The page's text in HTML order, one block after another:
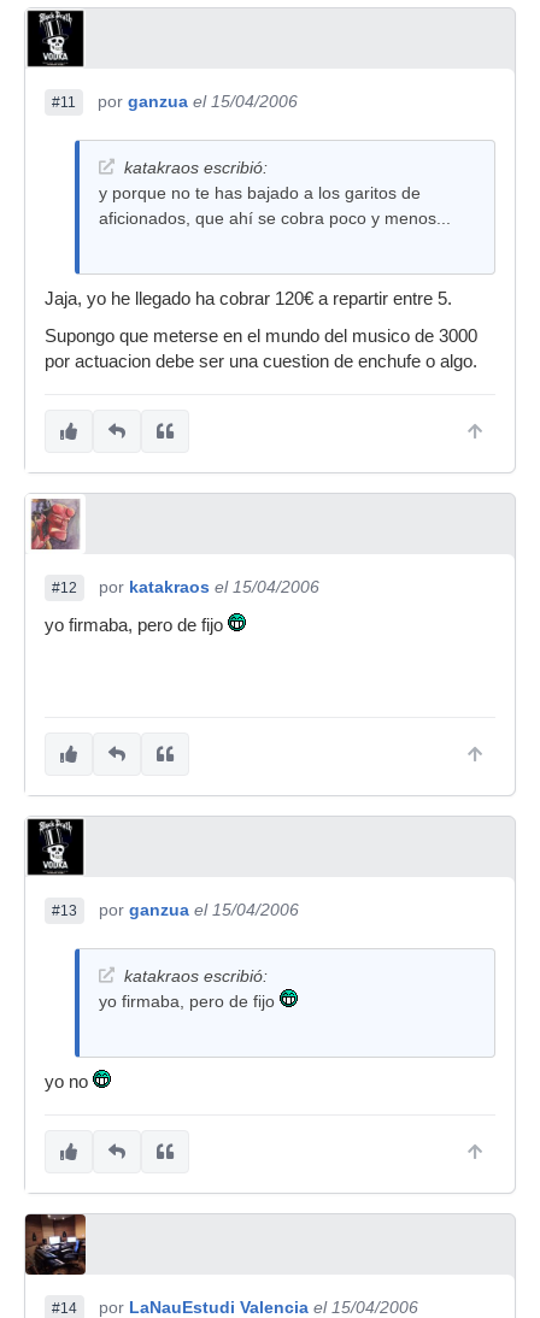
#11 por ganzua el 15/04/2006
katakraos escribió:
y porque no te has bajado a los garitos de
aficionados, que ahí se cobra poco y menos...
Jaja, yo he llegado ha cobrar 120€ a repartir entre 5.
Supongo que meterse en el mundo del musico de 3000
por actuacion debe ser una cuestion de enchufe o algo.
#12 por katakraos el 15/04/2006
yo firmaba, pero de fijo
#13 por ganzua el 15/04/2006
katakraos escribió:
yo firmaba, pero de fijo
yo no
#14 por LaNauEstudi Valencia el 15/04/2006